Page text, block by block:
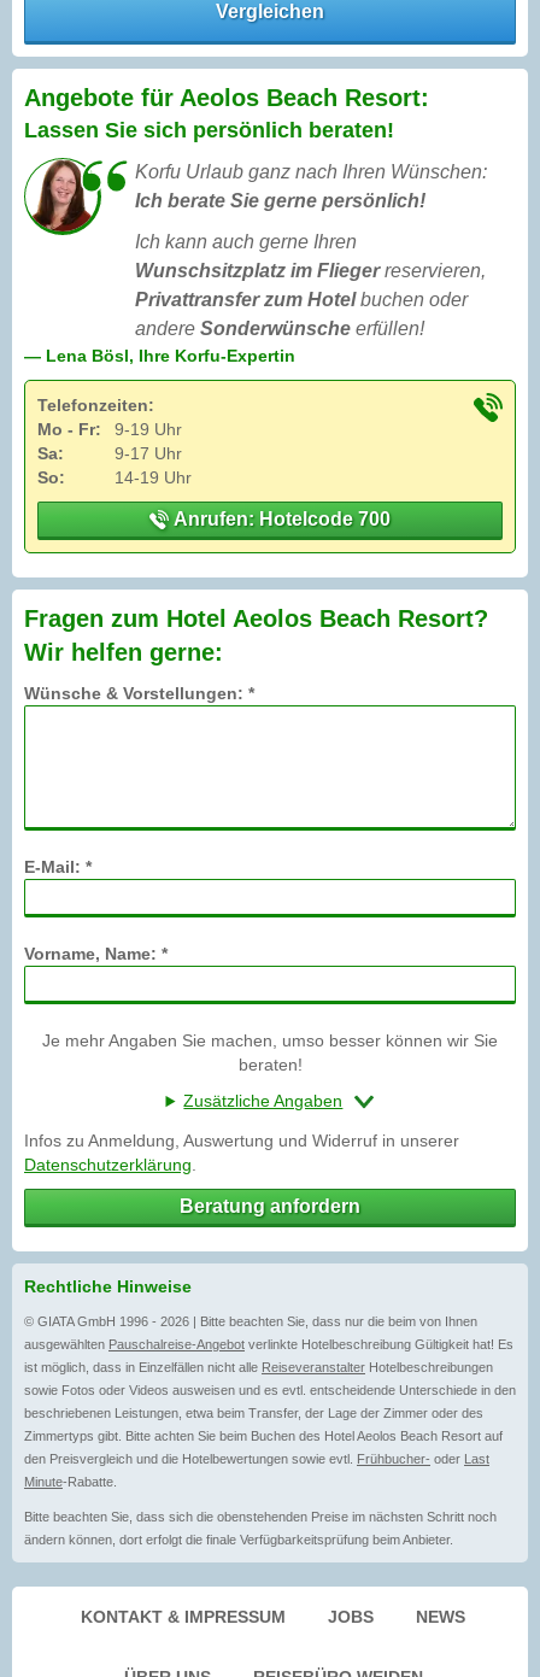
Vergleichen
Angebote für Aeolos Beach Resort:
Lassen Sie sich persönlich beraten!
Korfu Urlaub ganz nach Ihren Wünschen:
Ich berate Sie gerne persönlich!
Ich kann auch gerne Ihren
Wunschsitzplatz im Fliegerreservieren,
Privattransfer zum Hotelbuchen oder
andere Sonderwünsche erfüllen!
— Lena Bösl, Ihre Korfu-Expertin
Telefonzeiten:
Mo - Fr:
9-19 Uhr
Sa:
9-17 Uhr
So:
14-19 Uhr
Anrufen: Hotelcode 700
Fragen zum Hotel Aeolos Beach Resort?
Wir helfen gerne:
Wünsche & Vorstellungen: *
E-Mail: *
Vorname, Name: *
Je mehr Angaben Sie machen, umso besser können wir Sie
beraten!
Zusätzliche Angaben
Infos zu Anmeldung, Auswertung und Widerruf in unserer
Datenschutzerklärung
Beratung anfordern
Rechtliche Hinweise
© GIATA GmbH 1996 - 2026 | Bitte beachten Sie, dass nur die beim von Ihnen
ausgewählten Pauschalreise-Angebot verlinkte Hotelbeschreibung Gültigkeit hat! Es
ist möglich, dass in Einzelfällen nicht alle Reiseveranstalter Hotelbeschreibungen
sowie Fotos oder Videos ausweisen und es evtl. entscheidende Unterschiede in den
beschriebenen Leistungen, etwa beim Transfer, der Lage der Zimmer oder des
Zimmertyps gibt. Bitte achten Sie beim Buchen des Hotel Aeolos Beach Resort auf
den Preisvergleich und die Hotelbewertungen sowie evtl. Frühbucher- oder Last
Minute-Rabatte.
Bitte beachten Sie, dass sich die obenstehenden Preise im nächsten Schritt noch
ändern können, dort erfolgt die finale Verfügbarkeitsprüfung beim Anbieter.
KONTAKT & IMPRESSUM JOBS NEWS